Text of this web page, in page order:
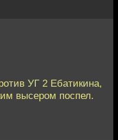
УГ 2 Ебатикина,
высером поспел.